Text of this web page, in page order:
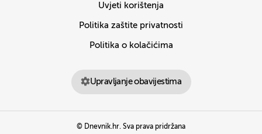
Uvjeti korištenja
Politika zaštite privatnosti
Politika o kolačićima
Upravljanje obavijestima
© Dnevnik.hr. Sva prava pridržana